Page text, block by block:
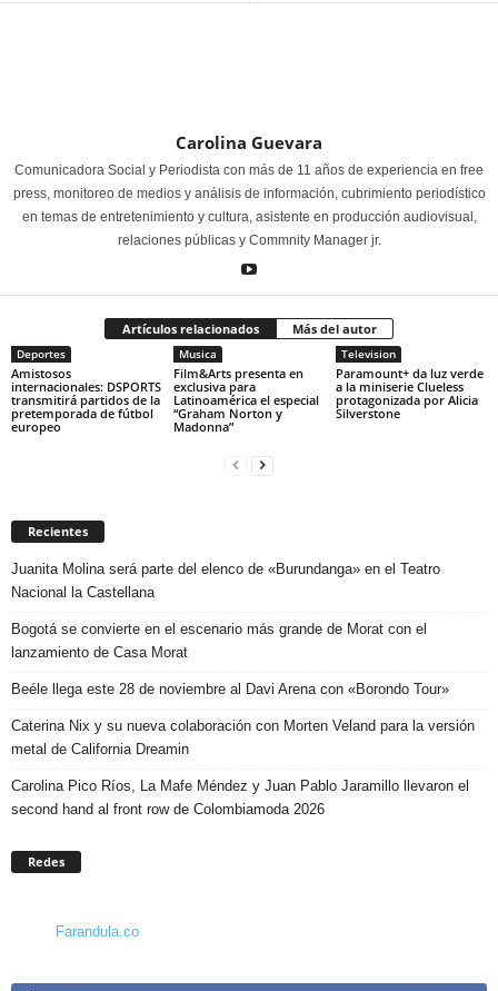
Carolina Guevara
Comunicadora Social y Periodista con más de 11 años de experiencia en free
press, monitoreo de medios y análisis de información, cubrimiento periodístico
en temas de entretenimiento y cultura, asistente en producción audiovisual,
relaciones públicas y Commnity Manager jr.
Artículos relacionados Más del autor
Deportes
Amistosos
internacionales: DSPORTS
transmitirá partidos de la
pretemporada de fútbol
europeo
Musica
Film&Arts presenta en
exclusiva para
Latinoamérica el especial
“Graham Norton y
Madonna”
Television
Paramount+ da luz verde
a la miniserie Clueless
protagonizada por Alicia
Silverstone
Recientes
Juanita Molina será parte del elenco de «Burundanga» en el Teatro
Nacional la Castellana
Bogotá se convierte en el escenario más grande de Morat con el
lanzamiento de Casa Morat
Beéle llega este 28 de noviembre al Davi Arena con «Borondo Tour»
Caterina Nix y su nueva colaboración con Morten Veland para la versión
metal de California Dreamin
Carolina Pico Ríos, La Mafe Méndez y Juan Pablo Jaramillo llevaron el
second hand al front row de Colombiamoda 2026
Redes
Farandula.co